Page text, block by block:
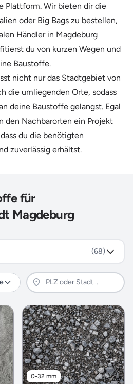
Plattform. Wir bieten dir die
oder Big Bags zu bestellen,
Händler in Magdeburg
du von kurzen Wegen und
Baustoffe.
nicht nur das Stadtgebiet von
die umliegenden Orte, sodass
deine Baustoffe gelangst. Egal
den Nachbarorten ein Projekt
du die benötigten
zuverlässig erhältst.
für
Magdeburg
(68)
0-32 mm